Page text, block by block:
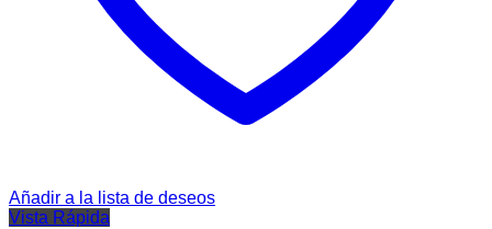
Añadir a la lista de deseos
Vista Rápida